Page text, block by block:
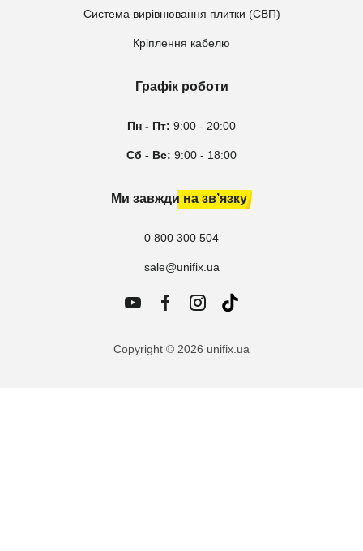
Copyright © 2026 unifix.ua
Система вирівнювання плитки (СВП)
Кріплення кабелю
Графік роботи
Пн - Пт: 9:00 - 20:00
Сб - Вс: 9:00 - 18:00
Ми завжди на зв’язку
0 800 300 504
sale@unifix.ua